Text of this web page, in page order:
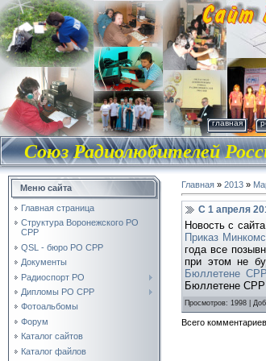
главная
Союз Радиолюбителей
Меню сайта
Главная страница
Структура Воронежского РО
СРР
QSL - бюро РО СРР
Документы
Радиоспорт РО
Дипломы РО СРР
Фотоальбомы
Форум
Каталог сайтов
Каталог файлов
Главная » 2013 »
С 1 апреля
Новость с
Приказ
года все
при этом не
Бюллетене
Бюллетене
Просмотров: 1998 |
Всего комментариев